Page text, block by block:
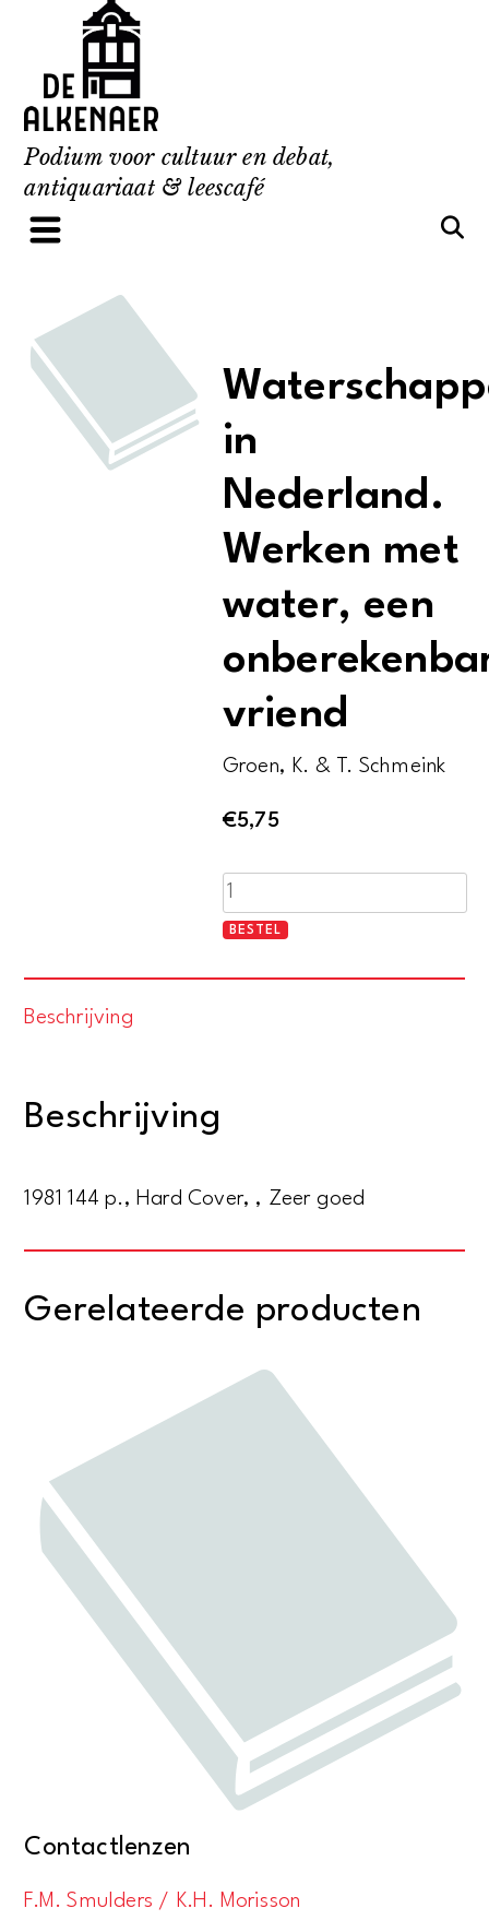
content
Podium voor cultuur en debat,
antiquariaat & leescafé
in
Nederland.
Werken met
water, een
vriend
Groen, K. & T. Schmeink
€5,75
Waterschappen
in
Werken
BESTEL
Beschrijving
Beschrijving
1981 144 p., Hard Cover, , Zeer goed
Gerelateerde producten
Contactlenzen
F.M. Smulders / K.H. Morisson